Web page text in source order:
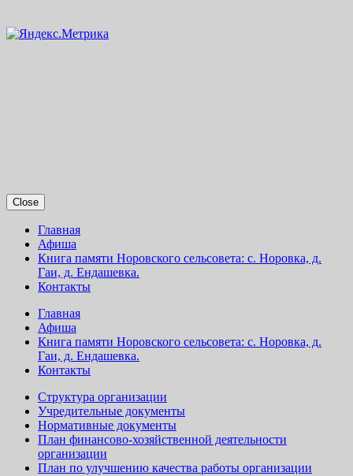
Close
Главная
Афиша
Книга памяти Норовского сельсовета: с. Норовка, д.
Гаи, д. Ендашевка.
Контакты
Главная
Афиша
Книга памяти Норовского сельсовета: с. Норовка, д.
Гаи, д. Ендашевка.
Контакты
Структура организации
Учредительные документы
Нормативные документы
План финансово-хозяйственной деятельности
организации
План по улучшению качества работы организации